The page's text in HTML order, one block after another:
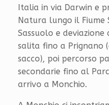
Italia in via Darwin e
Natura lungo il Fiume
Sassuolo e
salita fino a Prignano
sacco), poi percorso
secondarie fino al
arrivo a Monchio.